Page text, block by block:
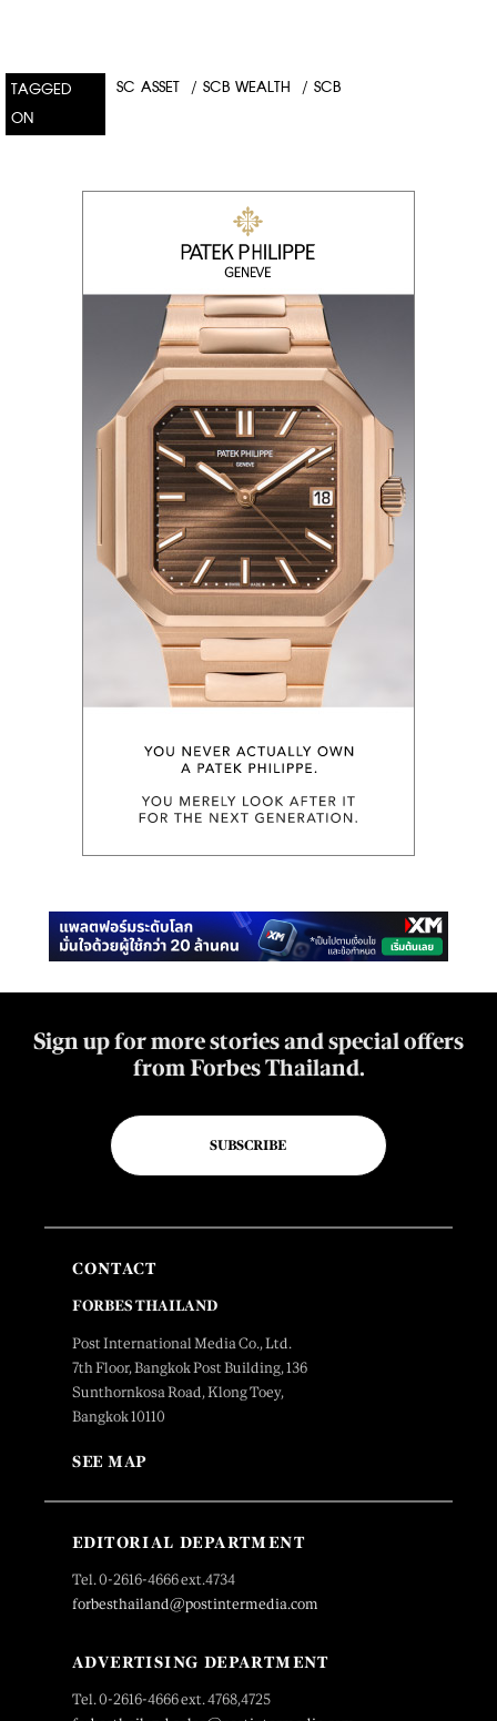
TAGGED
ON
SC ASSET / SCB WEALTH / SCB
Sign up for more stories and special offers
from Forbes Thailand.
SUBSCRIBE
CONTACT
FORBES THAILAND
Post International Media Co., Ltd.
7th Floor, Bangkok Post Building, 136
Sunthornkosa Road, Klong Toey,
Bangkok 10110
SEE MAP
EDITORIAL DEPARTMENT
Tel. 0-2616-4666 ext.4734
forbesthailand@postintermedia.com
ADVERTISING DEPARTMENT
Tel. 0-2616-4666 ext. 4768,4725